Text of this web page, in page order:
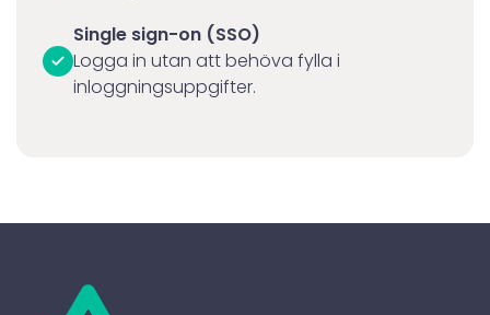
Single sign-on (SSO)
Logga in utan att behöva fylla i
inloggningsuppgifter.